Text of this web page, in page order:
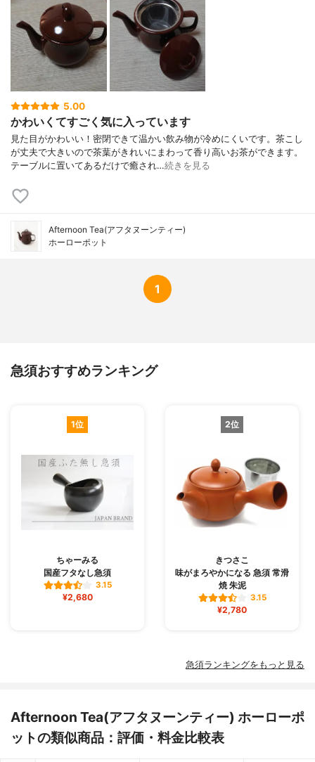
5.00
かわいくてすごく気に入っています
見た目がかわいい！密閉できて温かい飲み物が冷めにくいです。茶こし
が丈夫で大きいので茶葉がきれいにまわって香り高いお茶ができます。
テーブルに置いてあるだけで癒され…続きを見る
Afternoon Tea(アフタヌーンティー)
ホーローポット
1
急須おすすめランキング
1位
ちゃーみる
国産フタなし急須
3.15
¥2,680
2位
きつさこ
味がまろやかになる 急須 常滑
焼 朱泥
3.15
¥2,780
急須ランキングをもっと見る
Afternoon Tea(アフタヌーンティー) ホーローポ
ットの類似商品：評価・料金比較表